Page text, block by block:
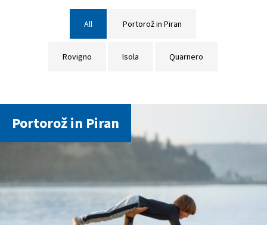
All Portorož in Piran
Rovigno Isola Quarnero
Portorož in Piran